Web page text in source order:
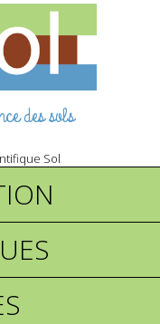
des sols
Sol